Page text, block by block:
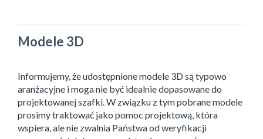
Modele 3D
Informujemy, że udostępnione modele 3D są typowo
aranżacyjne i moga nie być idealnie dopasowane do
projektowanej szafki. W związku z tym pobrane modele
prosimy traktować jako pomoc projektową, która
wspiera, ale nie zwalnia Państwa od weryfikacji